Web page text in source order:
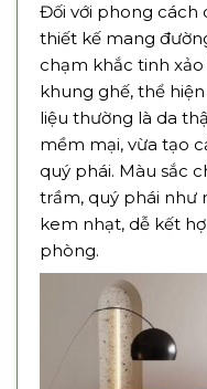
Đối với phong cách
thiết kế mang
chạm khắc tinh
khung ghế, thể
liệu thường là da
mềm mại, vừa tạo
quý phái. Màu sắc
trầm, quý phái như
kem nhạt, dễ kết
phòng.